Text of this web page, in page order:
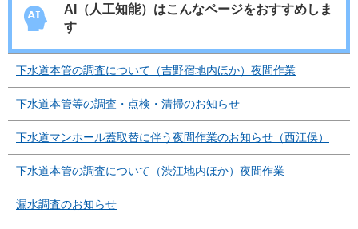
AI（人工知能）はこんなページをおすすめしま
す
下水道本管の調査について（吉野宿地内ほか）夜間作業
下水道本管等の調査・点検・清掃のお知らせ
下水道マンホール蓋取替に伴う夜間作業のお知らせ（西江俣）
下水道本管の調査について（渋江地内ほか）夜間作業
漏水調査のお知らせ